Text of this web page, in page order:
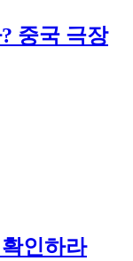
중국 극장
인하라